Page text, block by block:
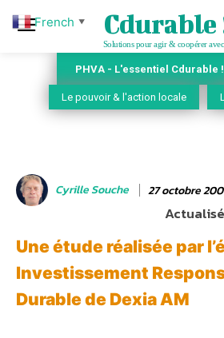
Cdurable
Solutions pour agir & coopérer
PHVA - L'essentiel Cdurable !
Le pouvoir & l'action locale
Cyrille Souche 27 octobre
Une étude réalisée par
Investissement
Durable de Dexia AM
French ▼